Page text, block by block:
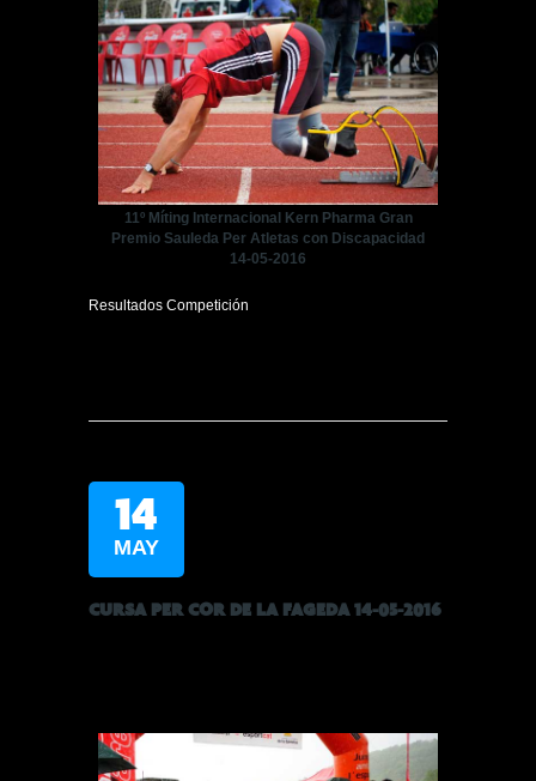
11º Míting Internacional Kern Pharma Gran
Premio Sauleda Per Atletas con Discapacidad
14-05-2016
Resultados Competición
14
MAY
CURSA PER COR DE LA FAGEDA 14-05-2016